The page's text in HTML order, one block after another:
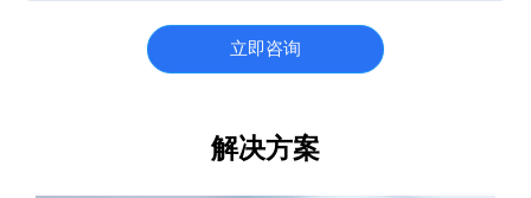
立即咨询
解决方案